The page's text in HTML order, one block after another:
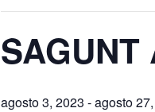
SAGUNT
agosto 3, 2023 -agosto